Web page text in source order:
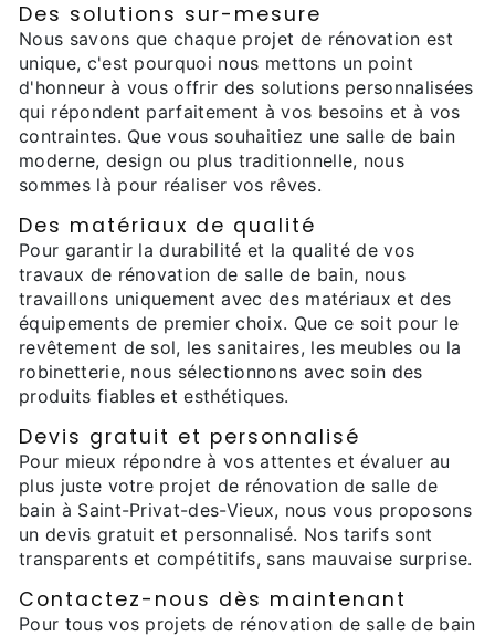
Des solutions sur-mesure
Nous savons que chaque projet de rénovation est
unique, c'est pourquoi nous mettons un point
d'honneur à vous offrir des solutions personnalisées
qui répondent parfaitement à vos besoins et à vos
contraintes. Que vous souhaitiez une salle de bain
moderne, design ou plus traditionnelle, nous
sommes là pour réaliser vos rêves.
Des matériaux de qualité
Pour garantir la durabilité et la qualité de vos
travaux de rénovation de salle de bain, nous
travaillons uniquement avec des matériaux et des
équipements de premier choix. Que ce soit pour le
revêtement de sol, les sanitaires, les meubles ou la
robinetterie, nous sélectionnons avec soin des
produits fiables et esthétiques.
Devis gratuit et personnalisé
Pour mieux répondre à vos attentes et évaluer au
plus juste votre projet de rénovation de salle de
bain à Saint-Privat-des-Vieux, nous vous proposons
un devis gratuit et personnalisé. Nos tarifs sont
transparents et compétitifs, sans mauvaise surprise.
Contactez-nous dès maintenant
Pour tous vos projets de rénovation de salle de bain